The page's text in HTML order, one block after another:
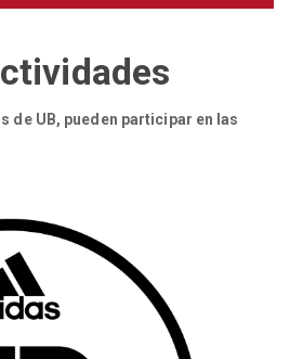
de UB, pueden participar en las